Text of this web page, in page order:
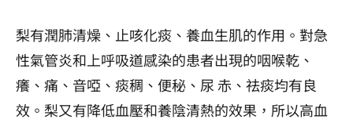
梨有潤肺清燥、止咳化痰、養血生肌的作用。對急
性氣管炎和上呼吸道感染的患者出現的咽喉乾、
癢、痛、音啞、痰稠、便秘、尿 赤、祛痰均有良
效。梨又有降低血壓和養陰清熱的效果，所以高血